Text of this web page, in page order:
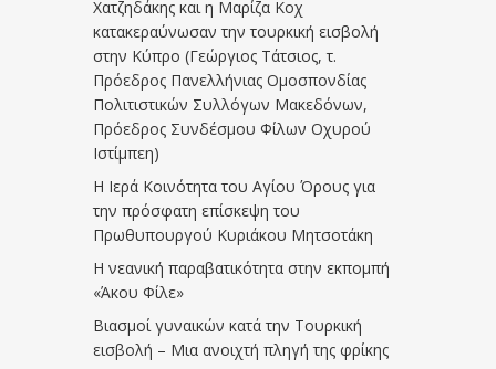
Χατζηδάκης και η Μαρίζα Κοχ
κατακεραύνωσαν την τουρκική εισβολή
στην Κύπρο (Γεώργιος Τάτσιος, τ.
Πρόεδρος Πανελλήνιας Ομοσπονδίας
Πολιτιστικών Συλλόγων Μακεδόνων,
Πρόεδρος Συνδέσμου Φίλων Οχυρού
Ιστίμπεη)
Η Ιερά Κοινότητα του Αγίου Όρους για
την πρόσφατη επίσκεψη του
Πρωθυπουργού Κυριάκου Μητσοτάκη
Η νεανική παραβατικότητα στην εκπομπή
«Άκου Φίλε»
Βιασμοί γυναικών κατά την Τουρκική
εισβολή – Μια ανοιχτή πληγή της φρίκης